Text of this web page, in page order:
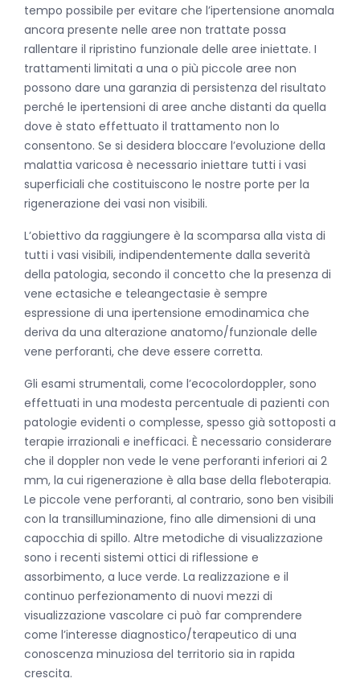
tempo possibile per evitare che l’ipertensione anomala
ancora presente nelle aree non trattate possa
rallentare il ripristino funzionale delle aree iniettate. I
trattamenti limitati a una o più piccole aree non
possono dare una garanzia di persistenza del risultato
perché le ipertensioni di aree anche distanti da quella
dove è stato effettuato il trattamento non lo
consentono. Se si desidera bloccare l’evoluzione della
malattia varicosa è necessario iniettare tutti i vasi
superficiali che costituiscono le nostre porte per la
rigenerazione dei vasi non visibili.
L’obiettivo da raggiungere è la scomparsa alla vista di
tutti i vasi visibili, indipendentemente dalla severità
della patologia, secondo il concetto che la presenza di
vene ectasiche e teleangectasie è sempre
espressione di una ipertensione emodinamica che
deriva da una alterazione anatomo/funzionale delle
vene perforanti, che deve essere corretta.
Gli esami strumentali, come l’ecocolordoppler, sono
effettuati in una modesta percentuale di pazienti con
patologie evidenti o complesse, spesso già sottoposti a
terapie irrazionali e inefficaci. È necessario considerare
che il doppler non vede le vene perforanti inferiori ai 2
mm, la cui rigenerazione è alla base della fleboterapia.
Le piccole vene perforanti, al contrario, sono ben visibili
con la transilluminazione, fino alle dimensioni di una
capocchia di spillo. Altre metodiche di visualizzazione
sono i recenti sistemi ottici di riflessione e
assorbimento, a luce verde. La realizzazione e il
continuo perfezionamento di nuovi mezzi di
visualizzazione vascolare ci può far comprendere
come l’interesse diagnostico/terapeutico di una
conoscenza minuziosa del territorio sia in rapida
crescita.